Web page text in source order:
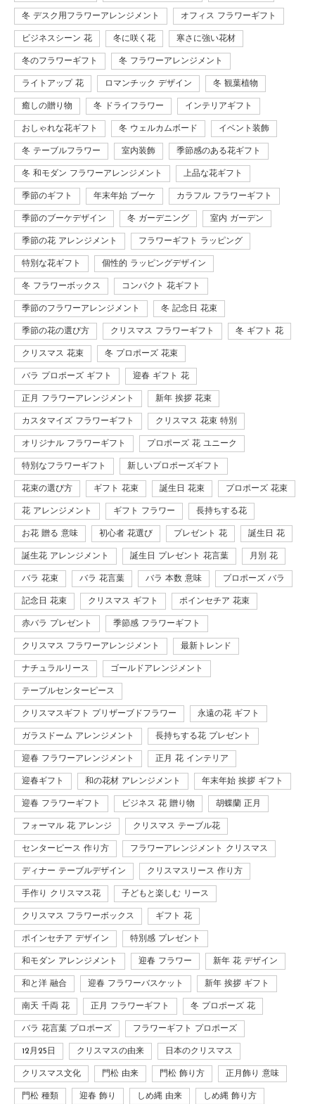
冬 デスク用フラワーアレンジメント オフィス フラワーギフト
ビジネスシーン 花 冬に咲く花 寒さに強い花材
冬のフラワーギフト 冬 フラワーアレンジメント
ライトアップ 花 ロマンチック デザイン 冬 観葉植物
癒しの贈り物 冬 ドライフラワー インテリアギフト
おしゃれな花ギフト 冬 ウェルカムボード イベント装飾
冬 テーブルフラワー 室内装飾 季節感のある花ギフト
冬 和モダン フラワーアレンジメント 上品な花ギフト
季節のギフト 年末年始 ブーケ カラフル フラワーギフト
季節のブーケデザイン 冬 ガーデニング 室内 ガーデン
季節の花 アレンジメント フラワーギフト ラッピング
特別な花ギフト 個性的 ラッピングデザイン
冬 フラワーボックス コンパクト 花ギフト
季節のフラワーアレンジメント 冬 記念日 花束
季節の花の選び方 クリスマス フラワーギフト 冬 ギフト 花
クリスマス 花束 冬 プロポーズ 花束
バラ プロポーズ ギフト 迎春 ギフト 花
正月 フラワーアレンジメント 新年 挨拶 花束
カスタマイズ フラワーギフト クリスマス 花束 特別
オリジナル フラワーギフト プロポーズ 花 ユニーク
特別なフラワーギフト 新しいプロポーズギフト
花束の選び方 ギフト 花束 誕生日 花束 プロポーズ 花束
花 アレンジメント ギフト フラワー 長持ちする花
お花 贈る 意味 初心者 花選び プレゼント 花 誕生日 花
誕生花 アレンジメント 誕生日 プレゼント 花言葉 月別 花
バラ 花束 バラ 花言葉 バラ 本数 意味 プロポーズ バラ
記念日 花束 クリスマス ギフト ポインセチア 花束
赤バラ プレゼント 季節感 フラワーギフト
クリスマス フラワーアレンジメント 最新トレンド
ナチュラルリース ゴールドアレンジメント
テーブルセンターピース
クリスマスギフト プリザーブドフラワー 永遠の花 ギフト
ガラスドーム アレンジメント 長持ちする花 プレゼント
迎春 フラワーアレンジメント 正月 花 インテリア
迎春ギフト 和の花材 アレンジメント 年末年始 挨拶 ギフト
迎春 フラワーギフト ビジネス 花 贈り物 胡蝶蘭 正月
フォーマル 花 アレンジ クリスマス テーブル花
センターピース 作り方 フラワーアレンジメント クリスマス
ディナー テーブルデザイン クリスマスリース 作り方
手作り クリスマス花 子どもと楽しむ リース
クリスマス フラワーボックス ギフト 花
ポインセチア デザイン 特別感 プレゼント
和モダン アレンジメント 迎春 フラワー 新年 花 デザイン
和と洋 融合 迎春 フラワーバスケット 新年 挨拶 ギフト
南天 千両 花 正月 フラワーギフト 冬 プロポーズ 花
バラ 花言葉 プロポーズ フラワーギフト プロポーズ
12月25日 クリスマスの由来 日本のクリスマス
クリスマス文化 門松 由来 門松 飾り方 正月飾り 意味
門松 種類 迎春 飾り しめ縄 由来 しめ縄 飾り方